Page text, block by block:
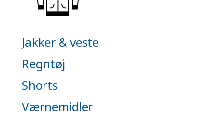
Jakker & veste
Regntøj
Shorts
Værnemidler